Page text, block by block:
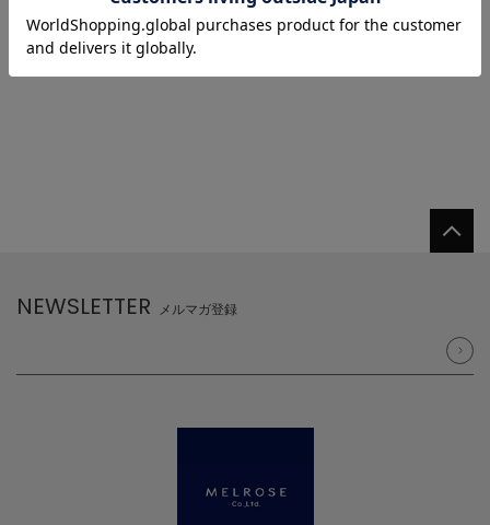
NEWSLETTER メルマガ登録